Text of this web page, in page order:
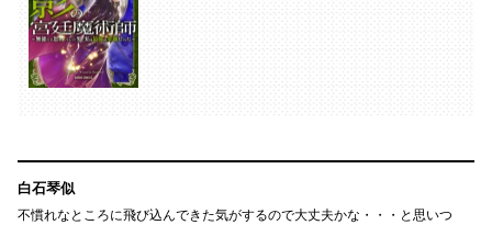
白石琴似
不慣れなところに飛び込んできた気がするので大丈夫かな・・・と思いつ